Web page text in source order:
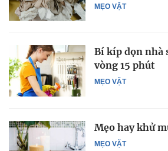
MẸO VẶT
MẸO VẶT
Bí kíp dọn nhà
vòng 15 phút
MẸO VẶT
Mẹo hay khử